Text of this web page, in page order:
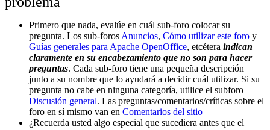
Primero que nada, evalúe en cuál sub-foro colocar su
pregunta. Los sub-foros Anuncios, Cómo utilizar este foro y
Guías generales para Apache OpenOffice, etcétera indican
claramente en su encabezamiento que no son para hacer
preguntas. Cada sub-foro tiene una pequeña descripción
junto a su nombre que lo ayudará a decidir cuál utilizar. Si su
pregunta no cabe en ninguna categoría, utilice el subforo
Discusión general. Las preguntas/comentarios/críticas sobre el
foro en sí mismo van en Comentarios del sitio
¿Recuerda usted algo especial que sucediera antes que el